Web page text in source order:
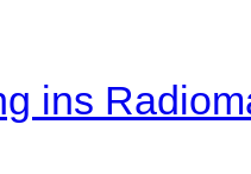
ins